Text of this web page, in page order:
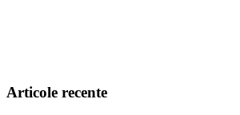
Articole recente